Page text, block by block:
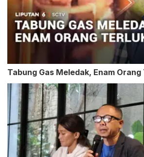
Tabung Gas Meledak, Enam Orang